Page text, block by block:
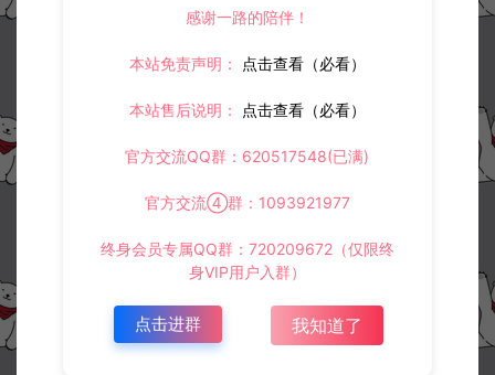
感谢一路的陪伴！
本站免责声明： 点击查看（必看）
本站售后说明： 点击查看（必看）
官方交流QQ群：620517548(已满)
官方交流④群：1093921977
终身会员专属QQ群：720209672（仅限终
身VIP用户入群）
点击进群 我知道了